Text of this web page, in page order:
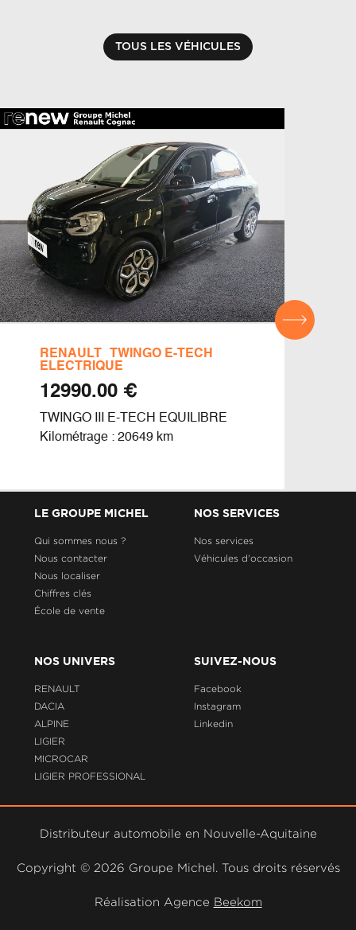
RENAULT
TWINGO E-TECH
ELECTRIQUE
€ 12990.00
TWINGO III E-TECH EQUILIBRE
Kilométrage : 20649 km
TOUS LES VÉHICULES
LE GROUPE MICHEL
Qui sommes nous ?
Nous contacter
Nous localiser
Chiffres clés
École de vente
NOS SERVICES
Nos services
Véhicules d'occasion
NOS UNIVERS
RENAULT
DACIA
ALPINE
LIGIER
MICROCAR
LIGIER PROFESSIONAL
SUIVEZ-NOUS
Facebook
Instagram
Linkedin
Distributeur automobile en Nouvelle-Aquitaine
Copyright © 2026 Groupe Michel. Tous droits réservés
Réalisation Agence Beekom